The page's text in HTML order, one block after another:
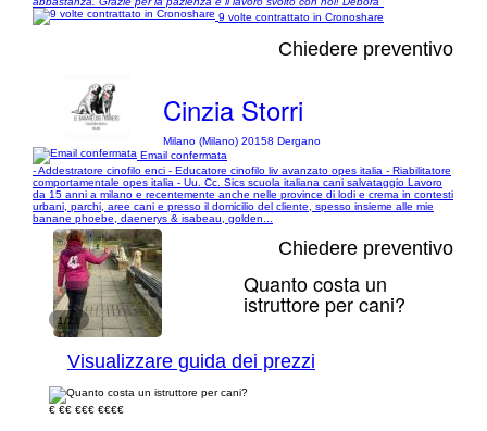
9 volte contrattato in Cronoshare
Chiedere preventivo
Cinzia Storri
Milano (Milano) 20158 Dergano
Email confermata
- Addestratore cinofilo enci - Educatore cinofilo liv avanzato opes italia - Riabilitatore
comportamentale opes italia - Uu. Cc. Sics scuola italiana cani salvataggio Lavoro
da 15 anni a milano e recentemente anche nelle province di lodi e crema in contesti
urbani, parchi, aree cani e presso il domicilio del cliente, spesso insieme alle mie
banane phoebe, daenerys & isabeau, golden...
1/21
Chiedere preventivo
Quanto costa un
istruttore per cani?
Visualizzare guida dei prezzi
€ €€ €€€ €€€€